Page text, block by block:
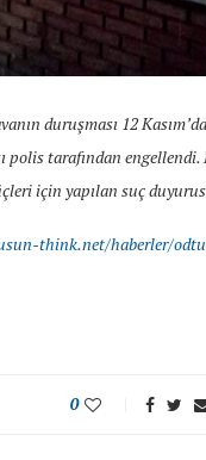
duruşması 12
polis tarafından
için yapılan suç
think.net/haberler/
0